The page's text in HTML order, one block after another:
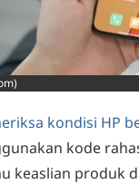
kondisi HP
kode
keaslian produk